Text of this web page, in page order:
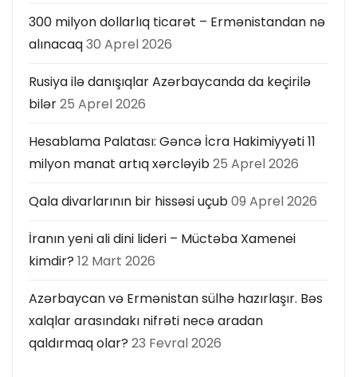
300 milyon dollarlıq ticarət – Ermənistandan nə
alınacaq30 Aprel 2026
Rusiya ilə danışıqlar Azərbaycanda da keçirilə
bilər25 Aprel 2026
Hesablama Palatası: Gəncə İcra Hakimiyyəti 11
milyon manat artıq xərcləyib25 Aprel 2026
Qala divarlarının bir hissəsi uçub09 Aprel 2026
İranın yeni ali dini lideri – Müctəba Xamenei
kimdir? 12 Mart 2026
Azərbaycan və Ermənistan sülhə hazırlaşır. Bəs
xalqlar arasındakı nifrəti necə aradan
qaldırmaq olar? 23 Fevral 2026